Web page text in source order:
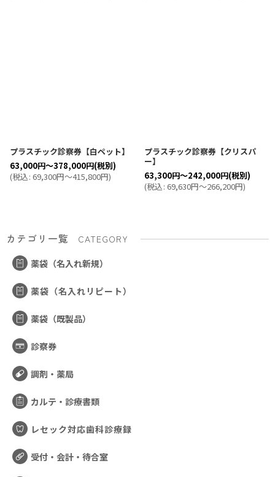
プラスチック診察券【白ペット】
63,000円～378,000円(税別)
(税込: 69,300円～415,800円)
プラスチック診察券【クリスパ
ー】
63,300円～242,000円(税別)
(税込: 69,630円～266,200円)
カテゴリ一覧
CATEGORY
薬袋（名入れ新規）
薬袋（名入れリピート）
薬袋（既製品）
診察券
調剤・薬局
カルテ・診療書類
レセック対応歯科診療録
受付・会計・待合室